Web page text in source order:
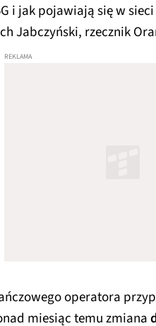
i jak pojawiają się w
Jabczyński, rzecznik
operatora
miesiąc temu zmiana